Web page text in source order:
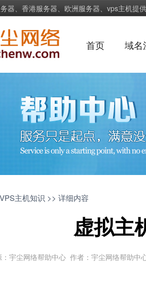
器、香港服务器、欧洲服务器、vps主机提
首页 域名
VPS主机知识 >> 详细内容
虚拟主
宇尘网络帮助中心 作者：宇尘网络帮助